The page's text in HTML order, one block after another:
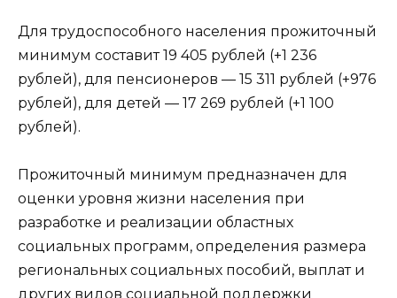
Для трудоспособного населения прожиточный
минимум составит 19 405 рублей (+1 236
рублей), для пенсионеров — 15 311 рублей (+976
рублей), для детей — 17 269 рублей (+1 100
рублей).
Прожиточный минимум предназначен для
оценки уровня жизни населения при
разработке и реализации областных
социальных программ, определения размера
региональных социальных пособий, выплат и
других видов социальной поддержки